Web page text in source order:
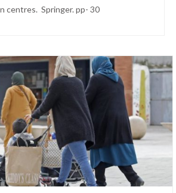
centres. Springer. pp- 30